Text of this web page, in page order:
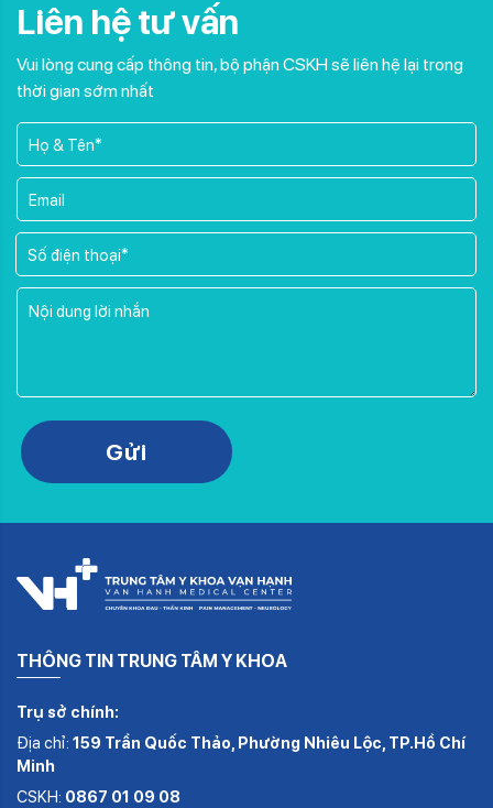
THÔNG TIN TRUNG TÂM Y KHOA
Trụ sở chính:
Địa chỉ: 159 Trần Quốc Thảo, Phường Nhiêu Lộc, TP.Hồ Chí
Minh
CSKH: 0867 01 09 08
Liên hệ tư vấn
Vui lòng cung cấp thông tin, bộ phận CSKH sẽ liên hệ lại trong
thời gian sớm nhất
Please leave this field empty.
Gửi